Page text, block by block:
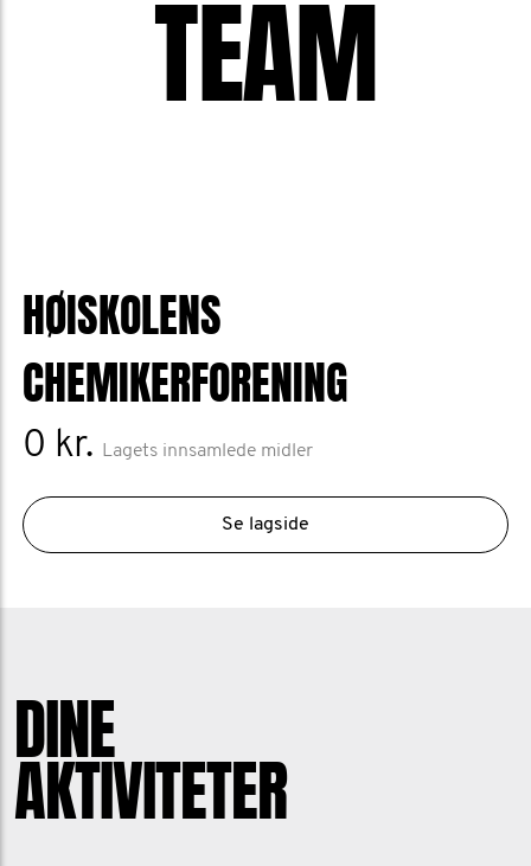
TEAM
HØISKOLENS
CHEMIKERFORENING
0 kr. Lagets innsamlede midler
Se lagside
DINE
AKTIVITETER